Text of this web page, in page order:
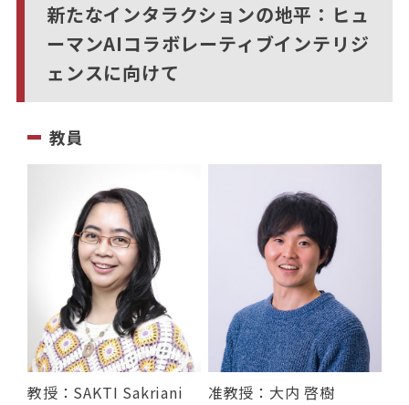
新たなインタラクションの地平：ヒュ
ーマンAIコラボレーティブインテリジ
ェンスに向けて
教員
教授：SAKTI Sakriani 准教授：大内 啓樹